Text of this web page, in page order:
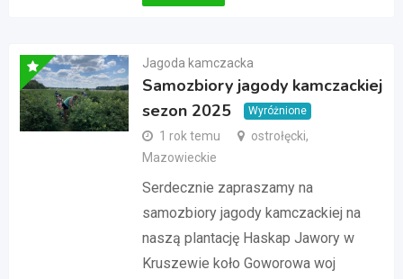
Jagoda kamczacka
Samozbiory jagody kamczackiej
sezon 2025
Wyróżnione
1 rok temu
ostrołęcki,
Mazowieckie
Serdecznie zapraszamy na
samozbiory jagody kamczackiej na
naszą plantację Haskap Jawory w
Kruszewie koło Goworowa woj